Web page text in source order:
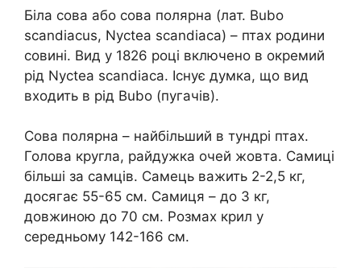
Біла сова або сова полярна (лат. Bubo
scandiacus, Nyctea scandiaca) – птах родини
совині. Вид у 1826 році включено в окремий
рід Nyctea scandiaca. Існує думка, що вид
входить в рід Bubo (пугачів).
Сова полярна – найбільший в тундрі птах.
Голова кругла, райдужка очей жовта. Самиці
більші за самців. Самець важить 2-2,5 кг,
досягає 55-65 см. Самиця – до 3 кг,
довжиною до 70 см. Розмах крил у
середньому 142-166 см.